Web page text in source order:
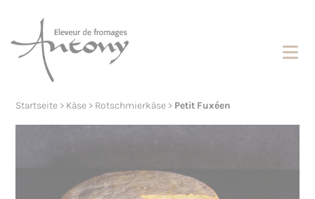
Startseite > Käse > Rotschmierkäse > Petit Fuxéen